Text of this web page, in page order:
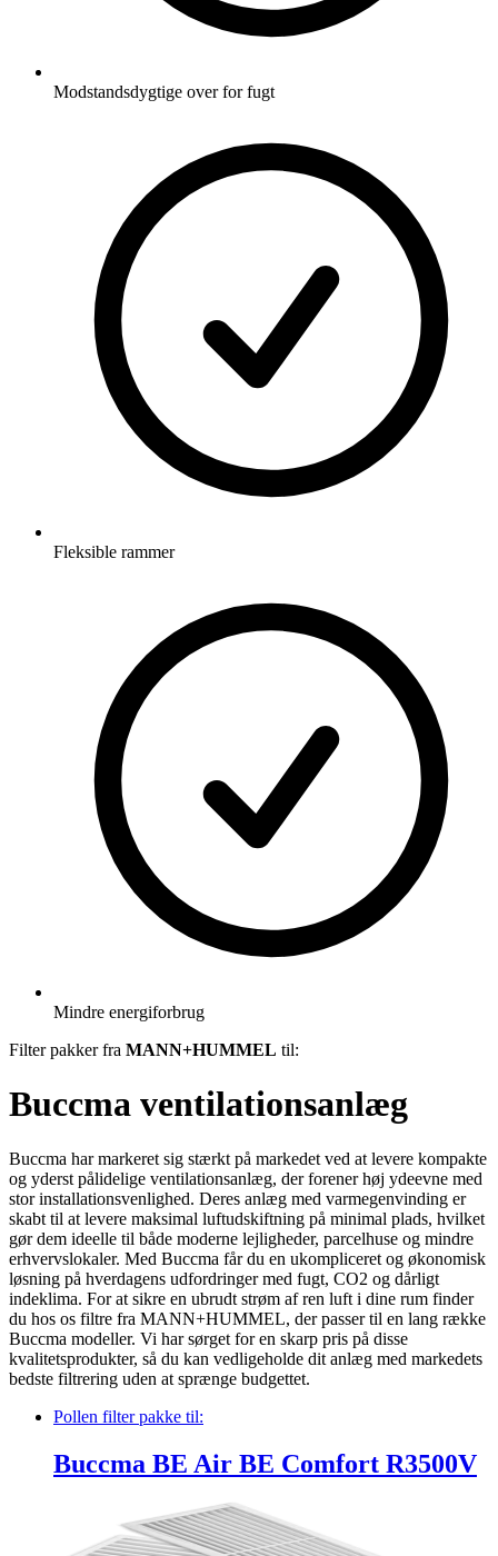
Modstandsdygtige over for fugt
Fleksible rammer
Mindre energiforbrug
Filter pakker fra MANN+HUMMEL til:
Buccma ventilationsanlæg
Buccma har markeret sig stærkt på markedet ved at levere kompakte
og yderst pålidelige ventilationsanlæg, der forener høj ydeevne med
stor installationsvenlighed. Deres anlæg med varmegenvinding er
skabt til at levere maksimal luftudskiftning på minimal plads, hvilket
gør dem ideelle til både moderne lejligheder, parcelhuse og mindre
erhvervslokaler. Med Buccma får du en ukompliceret og økonomisk
løsning på hverdagens udfordringer med fugt, CO2 og dårligt
indeklima. For at sikre en ubrudt strøm af ren luft i dine rum finder
du hos os filtre fra MANN+HUMMEL, der passer til en lang række
Buccma modeller. Vi har sørget for en skarp pris på disse
kvalitetsprodukter, så du kan vedligeholde dit anlæg med markedets
bedste filtrering uden at sprænge budgettet.
Pollen filter pakke til:
Buccma BE Air BE Comfort R3500V